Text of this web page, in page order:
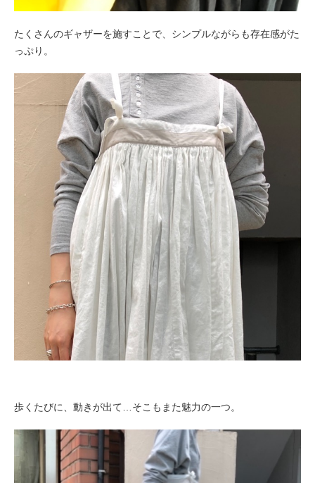
たくさんのギャザーを施すことで、シンプルながらも存在感がた
っぷり。
歩くたびに、動きが出て…そこもまた魅力の一つ。